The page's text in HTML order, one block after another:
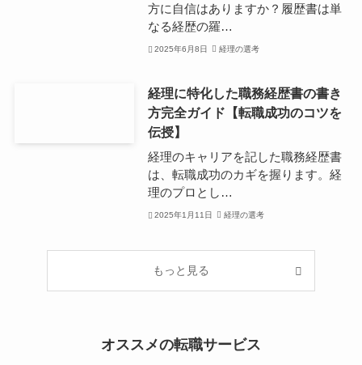
方に自信はありますか？履歴書は単
なる経歴の羅…
2025年6月8日 経理の選考
経理に特化した職務経歴書の書き
方完全ガイド【転職成功のコツを
伝授】
経理のキャリアを記した職務経歴書
は、転職成功のカギを握ります。経
理のプロとし…
2025年1月11日 経理の選考
もっと見る
オススメの転職サービス